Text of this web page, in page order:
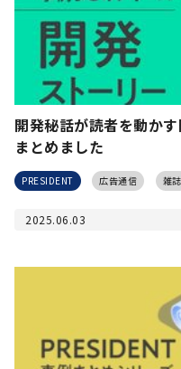
開発秘話が読者を動かす
まとめました
PRESIDENT 広告通信 雑誌
2025.06.03